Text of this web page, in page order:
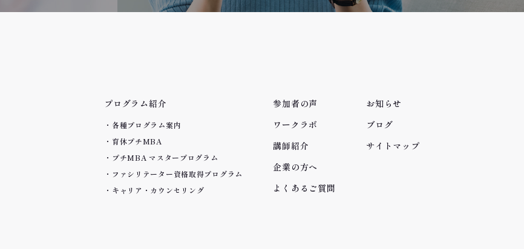
プログラム紹介
各種プログラム案内
育休プチMBA
プチMBA マスタープログラム
ファシリテーター資格取得プログラム
キャリア・カウンセリング
参加者の声
ワークラボ
講師紹介
企業の方へ
よくあるご質問
お知らせ
ブログ
サイトマップ